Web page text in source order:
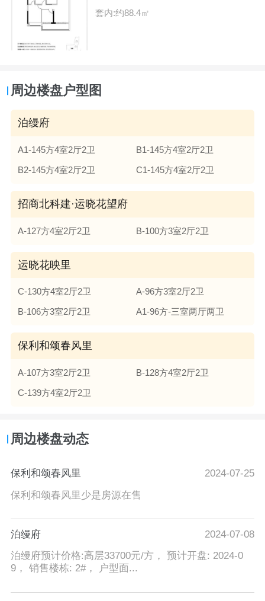
套内:约88.4㎡
周边楼盘户型图
泊缦府
A1-145方4室2厅2卫
B1-145方4室2厅2卫
B2-145方4室2厅2卫
C1-145方4室2厅2卫
招商北科建·运晓花望府
A-127方4室2厅2卫 B-100方3室2厅2卫
运晓花映里
C-130方4室2厅2卫
A-96方3室2厅2卫
B-106方3室2厅2卫
A1-96方-三室两厅两卫
保利和颂春风里
A-107方3室2厅2卫
B-128方4室2厅2卫
C-139方4室2厅2卫
周边楼盘动态
保利和颂春风里
2024-07-25
保利和颂春风里少是房源在售
泊缦府
2024-07-08
泊缦府预计价格:高层33700元/方， 预计开盘: 2024-0
9， 销售楼栋: 2#， 户型面...